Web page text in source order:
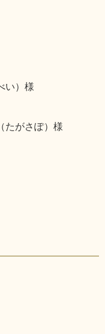
い）様
たがさぽ）様